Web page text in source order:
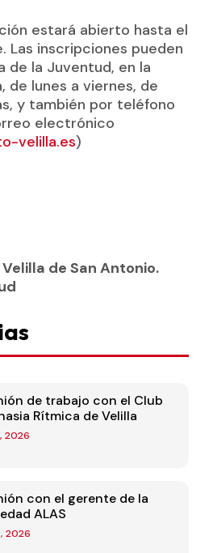
estará abierto hasta el
Las inscripciones pueden
de la Juventud, en la
de lunes a viernes, de
y también por teléfono
electrónico
velilla.es)
de San Antonio.
de trabajo con el Club
Rítmica de Velilla
2026
con el gerente de la
ALAS
2026